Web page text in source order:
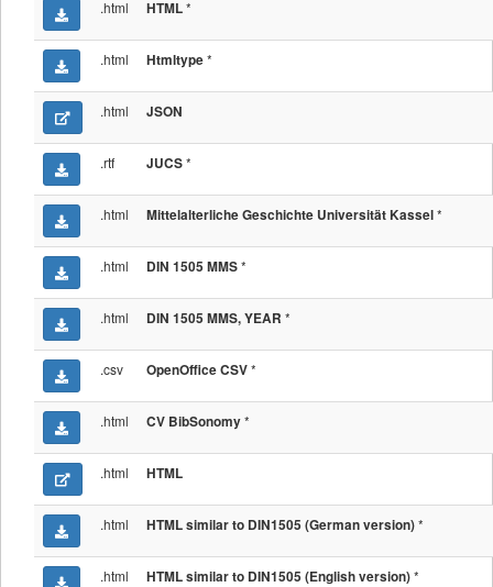
.html HTML*
.html Htmltype*
.html JSON
.rtf JUCS*
.html Mittelalterliche Geschichte Universität Kassel*
.html DIN 1505 MMS*
.html DIN 1505 MMS, YEAR *
.csv OpenOffice CSV*
.html CV BibSonomy*
.html HTML
.html HTML similar to DIN1505 (German version)*
.html HTML similar to DIN1505 (English version)*